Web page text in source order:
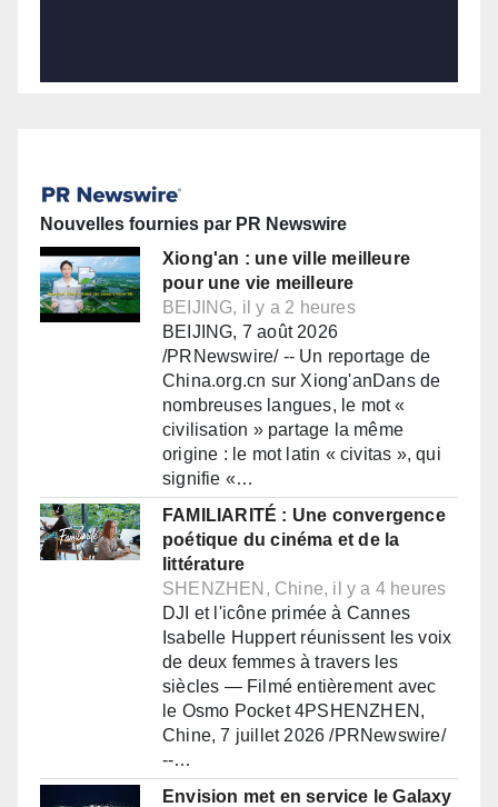
Nouvelles fournies par PR Newswire
Xiong'an : une ville meilleure
pour une vie meilleure
BEIJING, il y a 2 heures
BEIJING, 7 août 2026
/PRNewswire/ -- Un reportage de
China.org.cn sur Xiong'anDans de
nombreuses langues, le mot «
civilisation » partage la même
origine : le mot latin « civitas », qui
signifie «…
FAMILIARITÉ : Une convergence
poétique du cinéma et de la
littérature
SHENZHEN, Chine, il y a 4 heures
DJI et l'icône primée à Cannes
Isabelle Huppert réunissent les voix
de deux femmes à travers les
siècles — Filmé entièrement avec
le Osmo Pocket 4PSHENZHEN,
Chine, 7 juillet 2026 /PRNewswire/
--…
Envision met en service le Galaxy